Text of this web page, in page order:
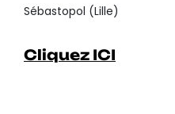
Sébastopol (Lille)
Cliquez ICI